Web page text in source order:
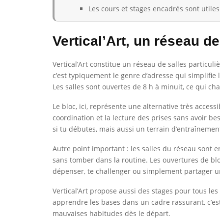
Les cours et stages encadrés sont
Vertical’Art, un réseau
Vertical’Art constitue un réseau de salles
c’est typiquement le genre d’adresse qui
Les salles sont ouvertes de 8 h à minuit, ce qui
Le bloc, ici, représente une alternative très
coordination et la lecture des prises sans avoir
si tu débutes, mais aussi un terrain
Autre point important : les salles du réseau sont
sans tomber dans la routine. Les ouvertures de
dépenser, te challenger ou simplement partager
Vertical’Art propose aussi des stages pour tous
apprendre les bases dans un cadre rassurant,
mauvaises habitudes dès le départ.